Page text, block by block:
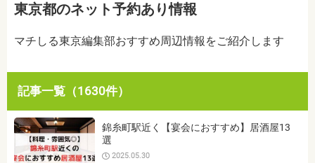
生活
すべて グルメ 美容・健康 歯医者・病院 おでかけ
生活 お役立ち情報
東京都のネット予約あり情報
マチしる東京編集部おすすめ周辺情報をご紹介します
記事一覧（1630件）
錦糸町駅近く【宴会におすすめ】居酒屋13
選
2025.05.30